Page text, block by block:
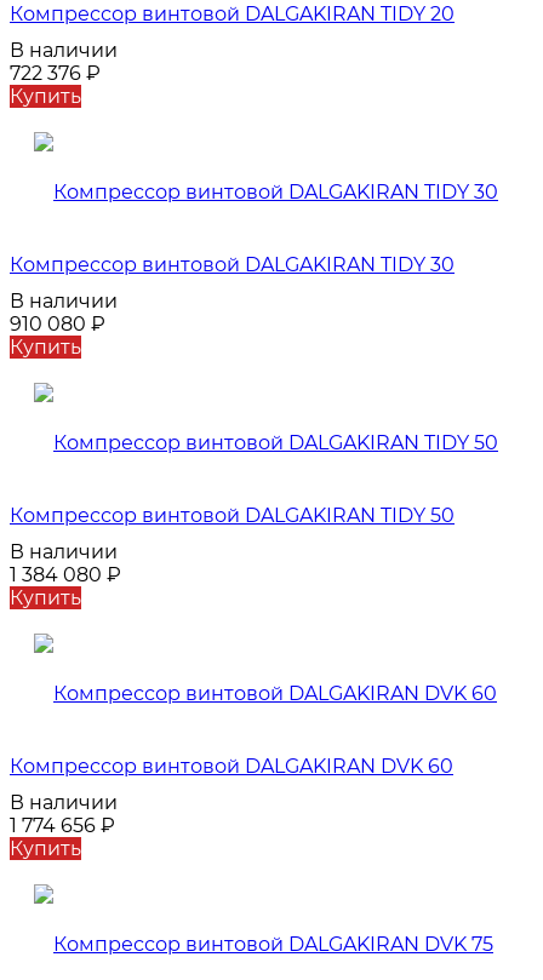
Компрессор винтовой DALGAKIRAN TIDY 20
В наличии
722 376 ₽
Купить
Компрессор винтовой DALGAKIRAN TIDY 30
В наличии
910 080 ₽
Купить
Компрессор винтовой DALGAKIRAN TIDY 50
В наличии
1 384 080 ₽
Купить
Компрессор винтовой DALGAKIRAN DVK 60
В наличии
1 774 656 ₽
Купить